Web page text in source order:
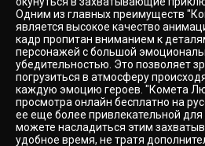
Одним из главных преимуществ
является высокое качество
кадр пропитан вниманием к
персонажей с большой
убедительностью. Это позволяет
погрузиться в атмосферу
каждую эмоцию героев. "Комета
просмотра онлайн бесплатно на
ее еще более привлекательной
можете насладиться этим
удобное время, не тратя